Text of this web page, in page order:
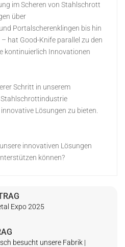
Indonesia
im Scheren von Stahlschrott
über
Portalscherenklingen bis hin
hat Good-Knife parallel zu den
kontinuierlich Innovationen
Schritt in unserem
Stahlschrottindustrie
Lösungen zu bieten.
innovativen Lösungen
können?
Expo 2025
besucht unsere Fabrik |